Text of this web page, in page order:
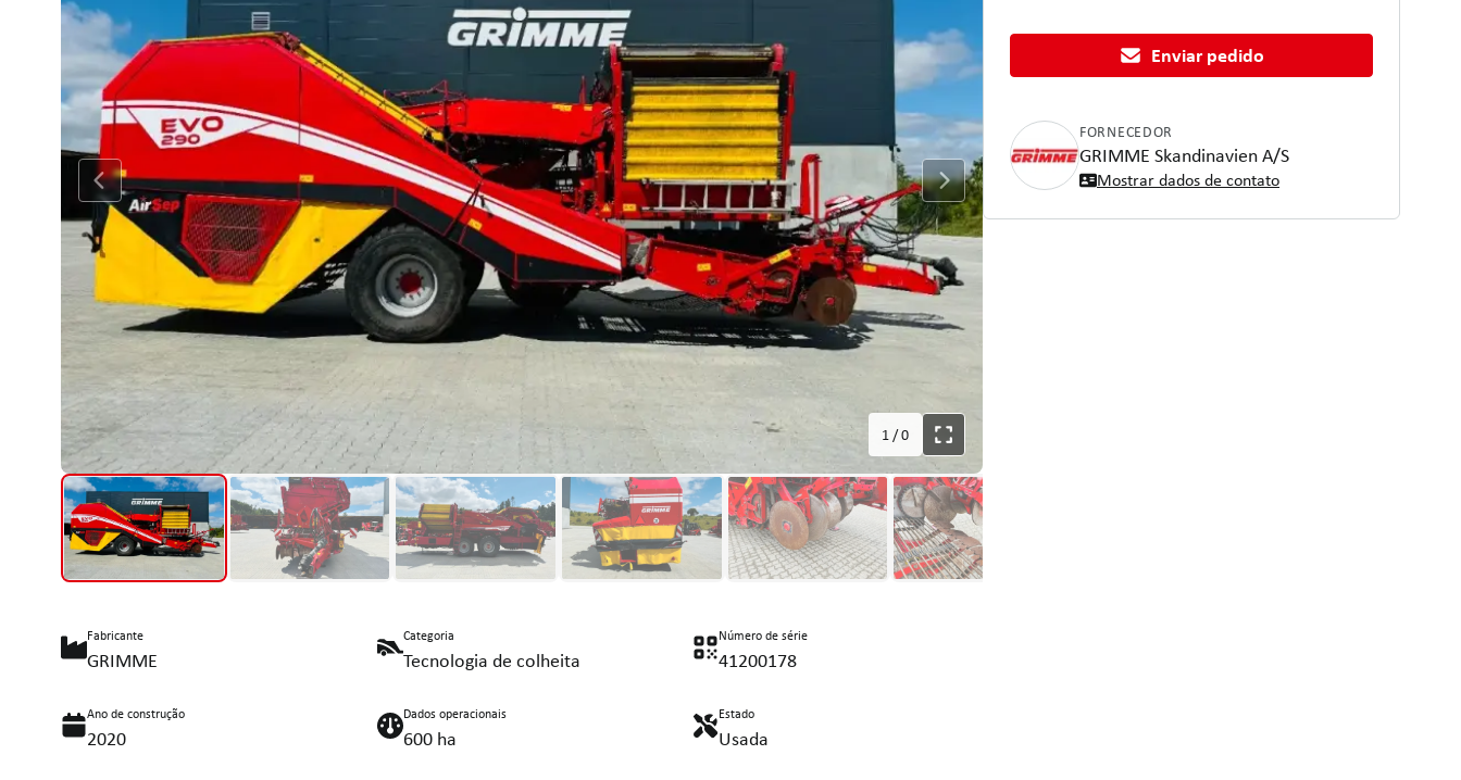
1/0
Fabricante
GRIMME
Categoria
Tecnologia de colheita
Número de série
41200178
Ano de construção
2020
Dados operacionais
600 ha
Estado
Usada
Enviar pedido
FORNECEDOR
GRIMME Skandinavien A/S
Mostrar dados de contato